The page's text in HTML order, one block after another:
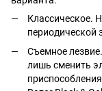
Классическое.
периодической
Съемное
лишь сменить